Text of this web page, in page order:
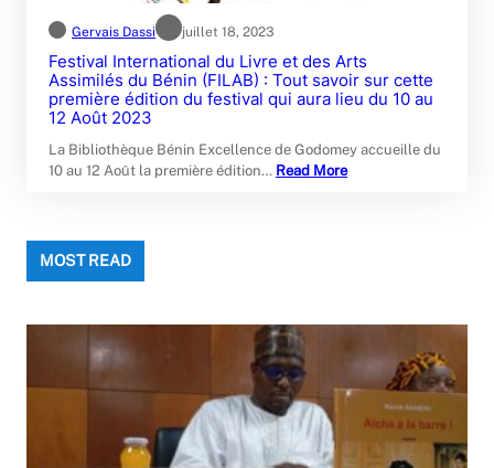
Gervais Dassi juillet 18, 2023
Festival International du Livre et des Arts
Assimilés du Bénin (FILAB) : Tout savoir sur cette
première édition du festival qui aura lieu du 10 au
12 Août 2023
La Bibliothèque Bénin Excellence de Godomey accueille du
10 au 12 Août la première édition… Read More
MOST READ